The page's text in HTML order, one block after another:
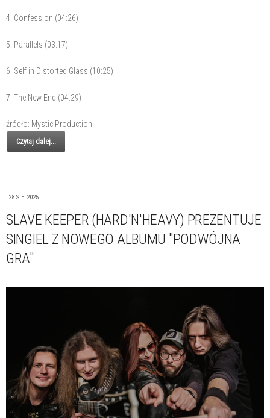
4. Confession (04:26)
5. Parallels (03:17)
6. Self in Distorted Glass (10:25)
7. The New End (04:29)
źródło: Mystic Production
Czytaj dalej...
28 SIE 2025
SLAVE KEEPER (HARD'N'HEAVY) PREZENTUJE
SINGIEL Z NOWEGO ALBUMU "PODWÓJNA
GRA"